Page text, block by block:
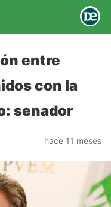
entre
con la
senador
hace 11 meses